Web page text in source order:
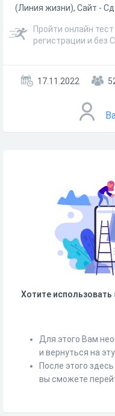
(Линия жизни), Сайт -
Пройти онлайн
регистрации и без
17.11.2022
Хотите использовать
Для этого Вам
и вернуться на
После этого
вы сможете